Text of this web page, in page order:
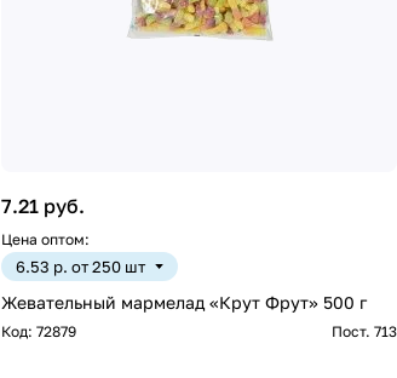
7.21 руб.
Цена оптом:
6.53 р. от 250 шт
Жевательный мармелад «Крут Фрут» 500 г
Код: 72879 Пост. 713